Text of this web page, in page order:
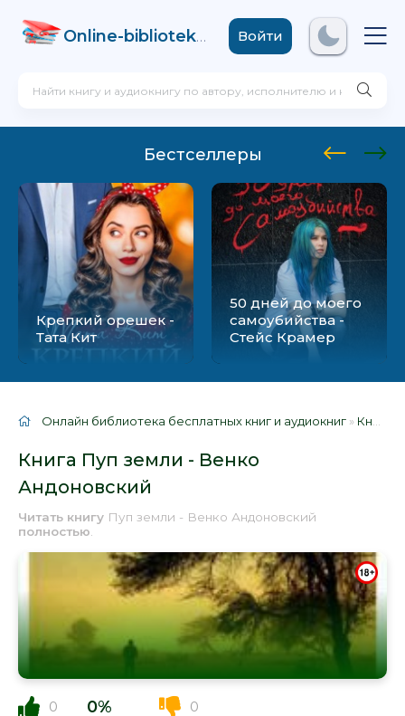
Online-biblioteka .comВойти
Бестселлеры
Крепкий орешек -
Тата Кит
50 дней до моего
самоубийства -
Стейс Крамер
Онлайн библиотека бесплатных книг и аудиокниг » Книги
Книга Пуп земли - Венко
Андоновский
Читать книгу Пуп земли - Венко Андоновский
полностью
0 0% 0